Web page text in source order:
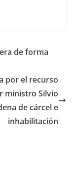
de forma
por el recurso
ministro Silvio
de cárcel e
inhabilitación